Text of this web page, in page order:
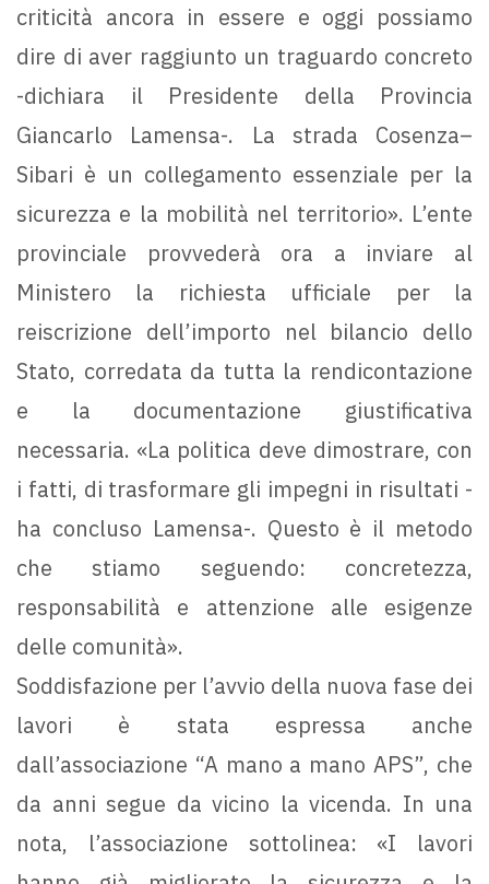
criticità ancora in essere e oggi possiamo
dire di aver raggiunto un traguardo concreto
-dichiara il Presidente della Provincia
Giancarlo Lamensa-. La strada Cosenza–
Sibari è un collegamento essenziale per la
sicurezza e la mobilità nel territorio». L’ente
provinciale provvederà ora a inviare al
Ministero la richiesta ufficiale per la
reiscrizione dell’importo nel bilancio dello
Stato, corredata da tutta la rendicontazione
e la documentazione giustificativa
necessaria. «La politica deve dimostrare, con
i fatti, di trasformare gli impegni in risultati -
ha concluso Lamensa-. Questo è il metodo
che stiamo seguendo: concretezza,
responsabilità e attenzione alle esigenze
delle comunità».
Soddisfazione per l’avvio della nuova fase dei
lavori è stata espressa anche
dall’associazione “A mano a mano APS”, che
da anni segue da vicino la vicenda. In una
nota, l’associazione sottolinea: «I lavori